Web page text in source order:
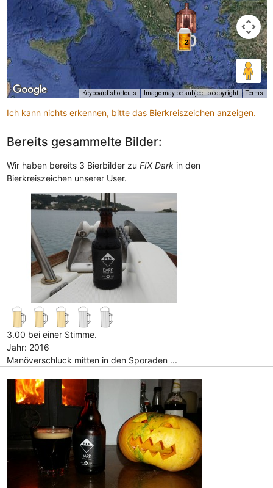
2
Keyboard shortcuts Image may be subject to copyright Terms
Ich kann nichts erkennen, bitte das Bierkreiszeichen anzeigen.
Bereits gesammelte Bilder:
Wir haben bereits 3 Bierbilder zu FIX Darkin den
Bierkreiszeichen unserer User.
3.00 bei einer Stimme.
Jahr: 2016
Manöverschluck mitten in den Sporaden ...